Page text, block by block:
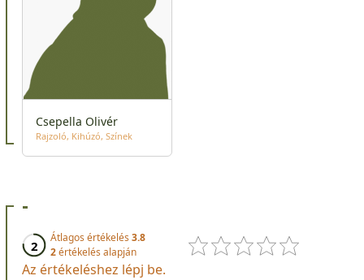
Csepella Olivér
Rajzoló Kihúzó Színek
-
2
Átlagos értékelés 3.8
2értékelés alapján
Az értékeléshez lépj be.